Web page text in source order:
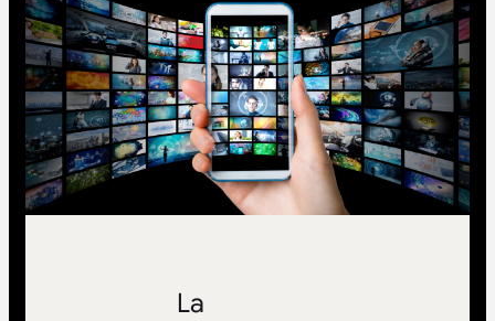
La